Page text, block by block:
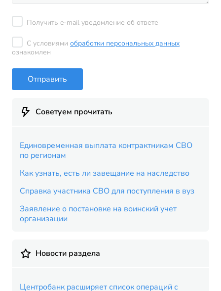
Получить e-mail уведомление об ответе
С условиями обработки персональных данных
ознакомлен
Отправить
Советуем прочитать
Единовременная выплата контрактникам СВО
по регионам
Как узнать, есть ли завещание на наследство
Справка участника СВО для поступления в вуз
Заявление о постановке на воинский учет
организации
Новости раздела
Центробанк расширяет список операций с